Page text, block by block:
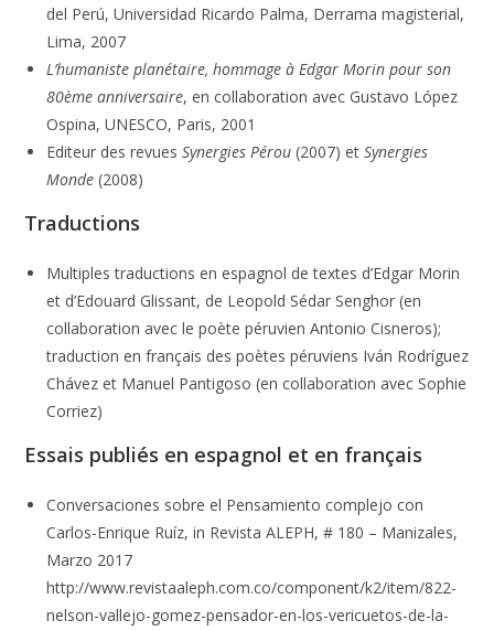
del Perú, Universidad Ricardo Palma, Derrama magisterial,
Lima, 2007
L’humaniste planétaire, hommage à Edgar Morin pour son
80ème anniversaire, en collaboration avec Gustavo López
Ospina, UNESCO, Paris, 2001
Editeur des revuesSynergies Pérou (2007) etSynergies
Monde (2008)
Traductions
Multiples traductions en espagnol de textes d’Edgar Morin
et d’Edouard Glissant, de Leopold Sédar Senghor (en
collaboration avec le poète péruvien Antonio Cisneros);
traduction en français des poètes péruviens Iván Rodríguez
Chávez et Manuel Pantigoso (en collaboration avec Sophie
Corriez)
Essais publiés en espagnol et en français
Conversaciones sobre el Pensamiento complejo con
Carlos-Enrique Ruíz, in Revista ALEPH, # 180 – Manizales,
Marzo 2017
http://www.revistaaleph.com.co/component/k2/item/822-
nelson-vallejo-gomez-pensador-en-los-vericuetos-de-la-